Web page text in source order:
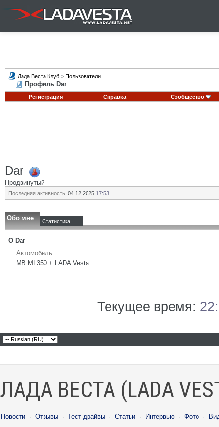
Лада Веста Клуб > Пользователи
Профиль Dar
Регистрация Справка Сообщество
Dar
Продвинутый
Последняя активность: 04.12.2025 17:53
Обо мне Статистика
О Dar
Автомобиль
MB ML350 + LADA Vesta
Текущее время:
ЛАДА ВЕСТА (LADA
Новости · Отзывы · Тест-драйвы · Статьи · Интервью · Фото ·